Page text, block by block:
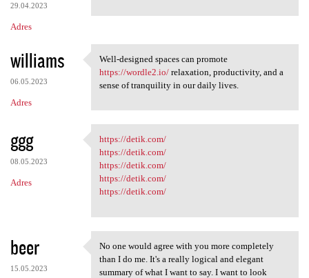
29.04.2023
Adres
williams
06.05.2023
Adres
Well-designed spaces can
Well-designed spaces can promote
https://wordle2.io/relaxation, productivity, and a
sense of tranquility in our daily lives.
ggg
08.05.2023
Adres
https://detik.com/
https://detik.com/
https://detik.com/
https://detik.com/
https://detik.com/
https://detik.com/
beer
15.05.2023
No one would agree with you
No one would agree with you more completely
than I do me. It's a really logical and elegant
summary of what I want to say. I want to look